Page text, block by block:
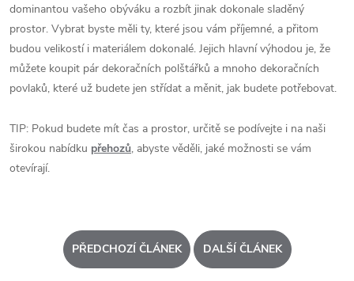
dominantou vašeho obýváku a rozbít jinak dokonale sladěný
prostor. Vybrat byste měli ty, které jsou vám příjemné, a přitom
budou velikostí i materiálem dokonalé. Jejich hlavní výhodou je, že
můžete koupit pár dekoračních polštářků a mnoho dekoračních
povlaků, které už budete jen střídat a měnit, jak budete potřebovat.
TIP: Pokud budete mít čas a prostor, určitě se podívejte i na naši
širokou nabídku přehozů, abyste věděli, jaké možnosti se vám
otevírají.
PŘEDCHOZÍ ČLÁNEK DALŠÍ ČLÁNEK